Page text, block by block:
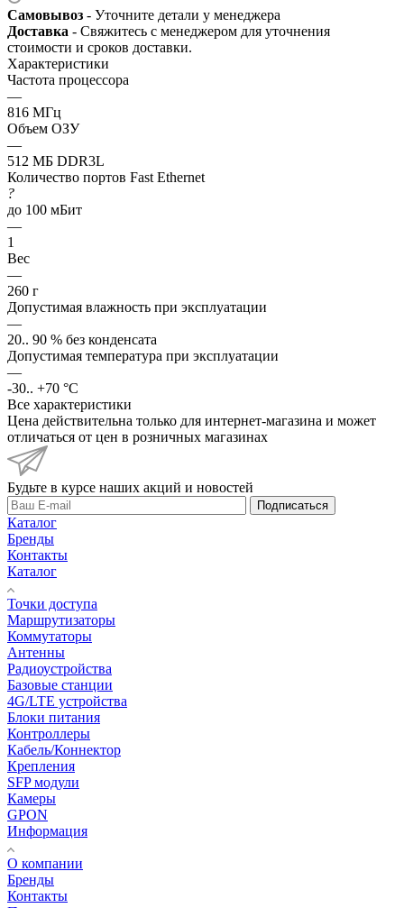
Самовывоз - Уточните детали у менеджера
Доставка - Свяжитесь с менеджером для уточнения
стоимости и сроков доставки.
Характеристики
Частота процессора
—
816 МГц
Объем ОЗУ
—
512 МБ DDR3L
Количество портов Fast Ethernet
?
до 100 мБит
—
1
Вес
—
260 г
Допустимая влажность при эксплуатации
—
20.. 90 % без конденсата
Допустимая температура при эксплуатации
—
-30.. +70 °C
Все характеристики
Цена действительна только для интернет-магазина и может
отличаться от цен в розничных магазинах
Будьте в курсе наших акций и новостей
Подписаться
Каталог
Бренды
Контакты
Каталог
Точки доступа
Маршрутизаторы
Коммутаторы
Антенны
Радиоустройства
Базовые станции
4G/LTE устройства
Блоки питания
Контроллеры
Кабель/Коннектор
Крепления
SFP модули
Камеры
GPON
Информация
О компании
Бренды
Контакты